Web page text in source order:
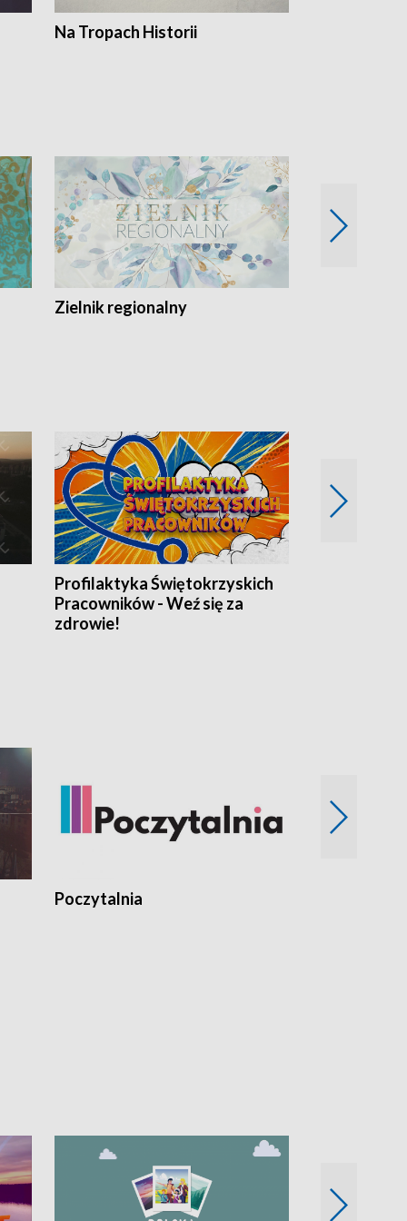
Na Tropach Historii
Zielnik regionalny
Profilaktyka Świętokrzyskich
Pracowników - Weź się za
zdrowie!
Poczytalnia